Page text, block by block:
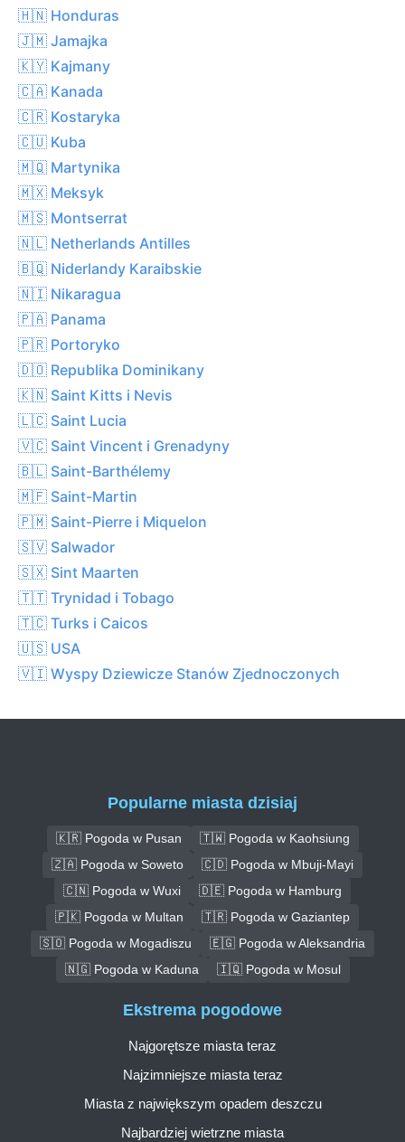
🇭🇳 Honduras
🇯🇲 Jamajka
🇰🇾 Kajmany
🇨🇦 Kanada
🇨🇷 Kostaryka
🇨🇺 Kuba
🇲🇶 Martynika
🇲🇽 Meksyk
🇲🇸 Montserrat
🇳🇱 Netherlands Antilles
🇧🇶 Niderlandy Karaibskie
🇳🇮 Nikaragua
🇵🇦 Panama
🇵🇷 Portoryko
🇩🇴 Republika Dominikany
🇰🇳 Saint Kitts i Nevis
🇱🇨 Saint Lucia
🇻🇨 Saint Vincent i Grenadyny
🇧🇱 Saint-Barthélemy
🇲🇫 Saint-Martin
🇵🇲 Saint-Pierre i Miquelon
🇸🇻 Salwador
🇸🇽 Sint Maarten
🇹🇹 Trynidad i Tobago
🇹🇨 Turks i Caicos
🇺🇸 USA
🇻🇮 Wyspy Dziewicze Stanów Zjednoczonych
Popularne miasta dzisiaj
🇰🇷 Pogoda w Pusan
🇹🇼 Pogoda w Kaohsiung
🇿🇦 Pogoda w Soweto
🇨🇩 Pogoda w Mbuji-Mayi
🇨🇳 Pogoda w Wuxi
🇩🇪 Pogoda w Hamburg
🇵🇰 Pogoda w Multan
🇹🇷 Pogoda w Gaziantep
🇸🇴 Pogoda w Mogadiszu
🇪🇬 Pogoda w Aleksandria
🇳🇬 Pogoda w Kaduna
🇮🇶 Pogoda w Mosul
Ekstrema pogodowe
Najgorętsze miasta teraz
Najzimniejsze miasta teraz
Miasta z największym opadem deszczu
Najbardziej wietrzne miasta